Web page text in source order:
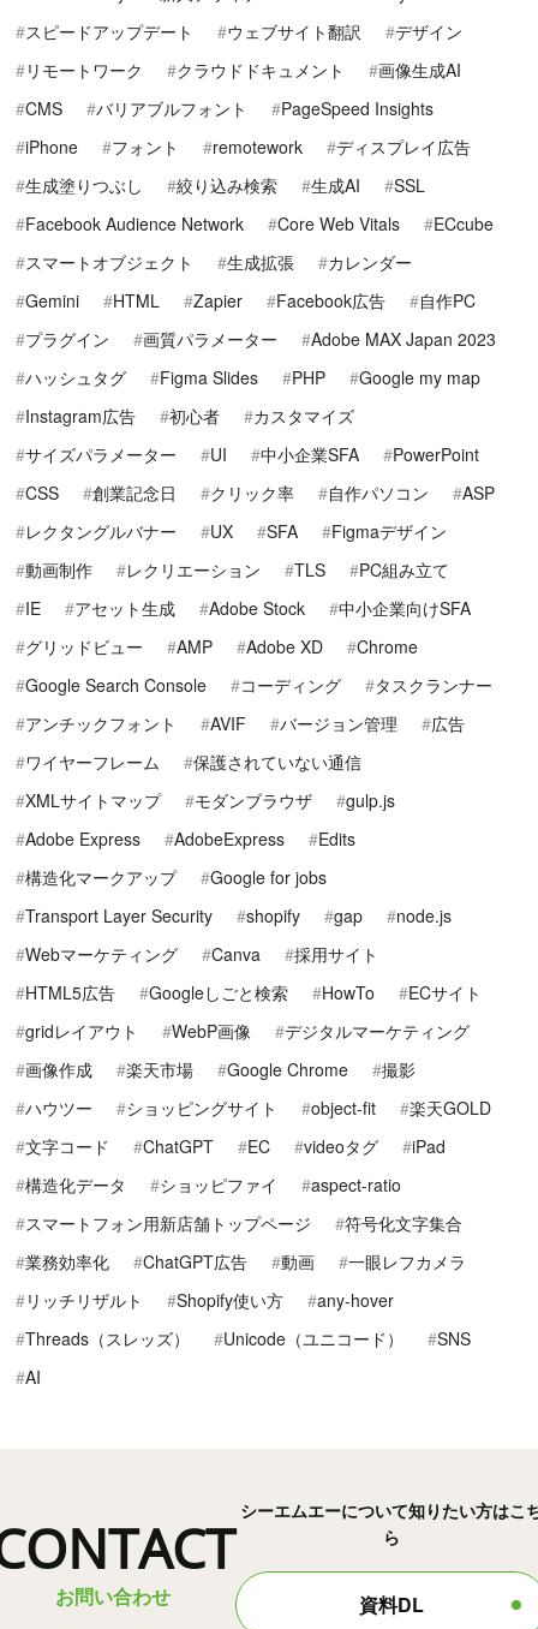
スピードアップデート
ウェブサイト翻訳
デザイン
リモートワーク
クラウドドキュメント
画像生成AI
CMS
バリアブルフォント
PageSpeed Insights
iPhone
フォント remotework
ディスプレイ広告
生成塗りつぶし
絞り込み検索 生成AI
SSL
Facebook Audience Network
Core Web Vitals
ECcube
スマートオブジェクト
生成拡張
カレンダー
Gemini
HTML Zapier Facebook広告
自作PC
プラグイン
画質パラメーター
Adobe MAX Japan 2023
ハッシュタグ
Figma Slides PHP
Google my map
Instagram広告
初心者
カスタマイズ
サイズパラメーター
UI 中小企業SFA
PowerPoint
CSS
創業記念日 クリック率 自作パソコン
ASP
レクタングルバナー
UX SFA
Figmaデザイン
動画制作
レクリエーション TLS
PC組み立て
IE
アセット生成 Adobe Stock
中小企業向けSFA
グリッドビュー
AMP Adobe XD
Chrome
Google Search Console
コーディング
タスクランナー
アンチックフォント
AVIF バージョン管理
広告
ワイヤーフレーム
保護されていない通信
XMLサイトマップ
モダンブラウザ
gulp.js
Adobe Express
AdobeExpress
Edits
構造化マークアップ
Google for jobs
Transport Layer Security
shopify gap
node.js
Webマーケティング
Canva
採用サイト
HTML5広告
Googleしごと検索 HowTo
ECサイト
gridレイアウト
WebP画像
デジタルマーケティング
画像作成
楽天市場 Google Chrome
撮影
ハウツー
ショッピングサイト object-fit
楽天GOLD
文字コード
ChatGPT EC videoタグ
iPad
構造化データ
ショッピファイ
aspect-ratio
スマートフォン用新店舗トップページ
符号化文字集合
業務効率化
ChatGPT広告 動画
一眼レフカメラ
リッチリザルト
Shopify使い方
any-hover
Threads（スレッズ）
Unicode（ユニコード）
SNS
AI
お問い合わせ
シーエムエーについて知りたい方はこ
ら
資料DL